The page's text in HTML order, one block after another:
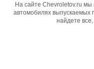
На сайте Chevroletov.ru
автомобилях выпускаемых
найдете